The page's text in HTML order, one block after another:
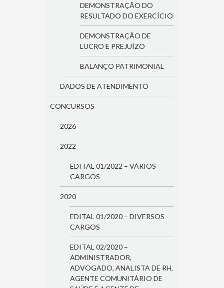
DEMONSTRAÇÃO DO
RESULTADO DO EXERCÍCIO
DEMONSTRAÇÃO DE
LUCRO E PREJUÍZO
BALANÇO PATRIMONIAL
DADOS DE ATENDIMENTO
CONCURSOS
2026
2022
EDITAL 01/2022 – VÁRIOS
CARGOS
2020
EDITAL 01/2020 – DIVERSOS
CARGOS
EDITAL 02/2020 –
ADMINISTRADOR,
ADVOGADO, ANALISTA DE RH,
AGENTE COMUNITÁRIO DE